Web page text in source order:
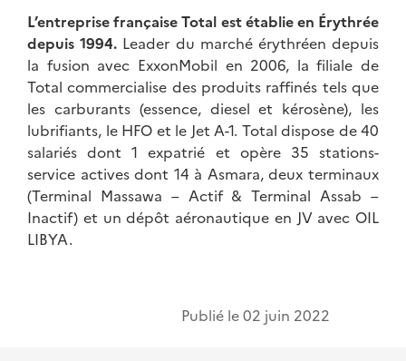
L’entreprise française Total est établie en Érythrée
depuis 1994. Leader du marché érythréen depuis
la fusion avec ExxonMobil en 2006, la filiale de
Total commercialise des produits raffinés tels que
les carburants (essence, diesel et kérosène), les
lubrifiants, le HFO et le Jet A-1. Total dispose de 40
salariés dont 1 expatrié et opère 35 stations-
service actives dont 14 à Asmara, deux terminaux
(Terminal Massawa – Actif & Terminal Assab –
Inactif) et un dépôt aéronautique en JV avec OIL
LIBYA.
Publié le02 juin 2022